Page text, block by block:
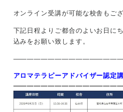
オンライン受講が可能な校舎もご
下記日程よりご都合のよいお日に
込みをお願い致します。
アロマテラピーアドバイザー認